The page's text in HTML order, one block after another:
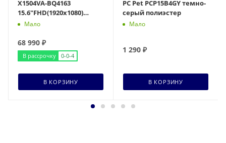
X1504VA-BQ4163
15.6"FHD(1920x1080)
IPS/Core 7 150U
Мало
68 990 ₽
В рассрочку 0-0-4
В КОРЗИНУ
PC Pet PCP15B4GY темно-
серый полиэстер
Мало
1 290 ₽
В КОРЗИНУ